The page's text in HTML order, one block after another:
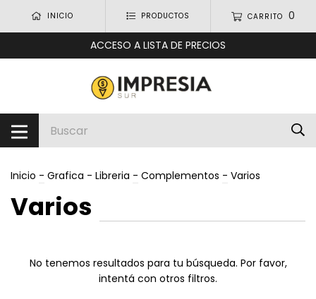
INICIO PRODUCTOS CARRITO 0
ACCESO A LISTA DE PRECIOS
Inicio - Grafica - Libreria - Complementos - Varios
Varios
No tenemos resultados para tu búsqueda. Por favor,
intentá con otros filtros.